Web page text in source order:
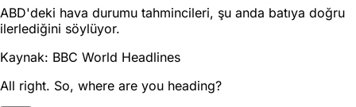
ABD'deki hava durumu tahmincileri, şu anda batıya doğru
ilerlediğini söylüyor.
Kaynak: BBC World Headlines
All right. So, where are you heading?